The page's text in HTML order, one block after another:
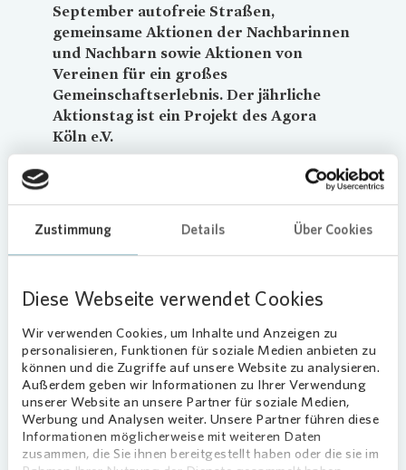
Zustimmung Details Über Cookies
Diese Webseite verwendet Cookies
Wir verwenden Cookies, um Inhalte und Anzeigen zu
personalisieren, Funktionen für soziale Medien anbieten zu
können und die Zugriffe auf unsere Website zu analysieren.
Außerdem geben wir Informationen zu Ihrer Verwendung
unserer Website an unsere Partner für soziale Medien,
Werbung und Analysen weiter. Unsere Partner führen diese
Informationen möglicherweise mit weiteren Daten
zusammen, die Sie ihnen bereitgestellt haben oder die sie im
September autofreie Straßen,
gemeinsame Aktionen der Nachbarinnen
und Nachbarn sowie Aktionen von
Vereinen für ein großes
Gemeinschaftserlebnis. Der jährliche
Aktionstag ist ein Projekt des Agora
Köln e.V.
Viele Angebote am Aktionstag
In der Liebigstraße bildeten beispielsweise ein
Upcycling-Bastelangebote für Kinder Anlässe für
eine Kunstausstellung des Junge Stadt Köln e.V.,
ein Leserad im Innenhof sowie musikalische
Darbietungen, unter anderem eine Choraktion
unter dem Motto „Singen macht glücklich“ und
der Auftritt der Band „I love Mondays“.
Unterstützung der